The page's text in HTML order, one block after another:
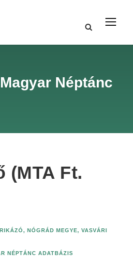
Néptánc
(MTA Ft.
, NÓGRÁD MEGYE, VASVÁRI
NÉPTÁNC ADATBÁZIS